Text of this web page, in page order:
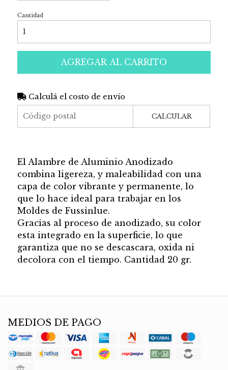
Cantidad
AGREGAR AL CARRITO
Calculá el costo de envío
CALCULAR
El Alambre de Aluminio Anodizado
combina ligereza, y maleabilidad con una
capa de color vibrante y permanente, lo
que lo hace ideal para trabajar en los
Moldes de Fussinlue.
Gracias al proceso de anodizado, su color
esta integrado en la superficie, lo que
garantiza que no se descascara, oxida ni
decolora con el tiempo. Cantidad 20 gr.
MEDIOS DE PAGO